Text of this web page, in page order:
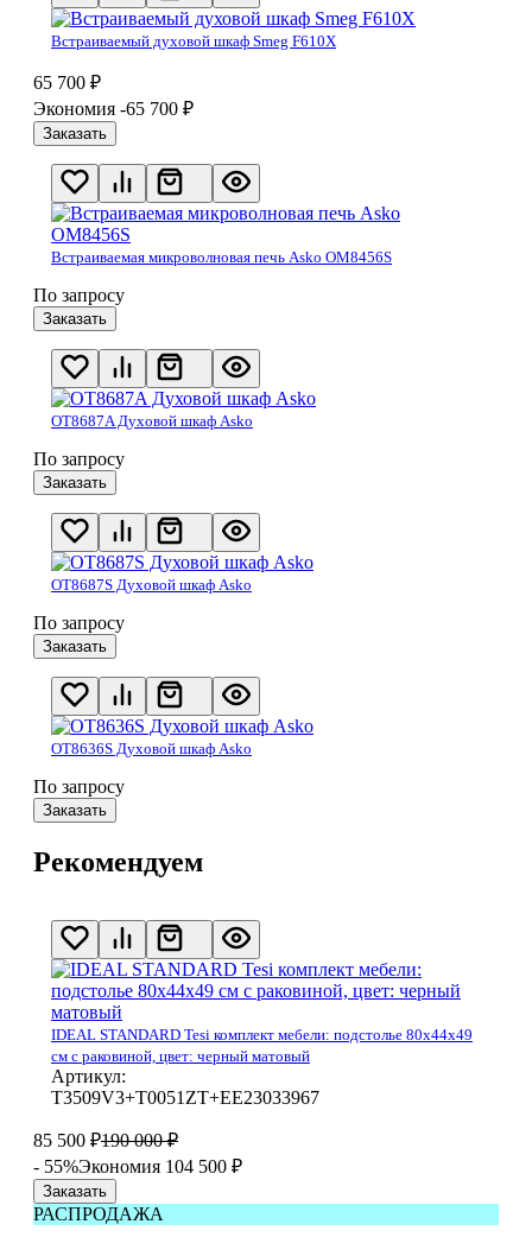
Встраиваемый духовой шкаф Smeg F610X
65 700 ₽
Экономия -65 700 ₽
Заказать
Встраиваемая микроволновая печь Asko OM8456S
По запросу
Заказать
OT8687A Духовой шкаф Asko
По запросу
Заказать
OT8687S Духовой шкаф Asko
По запросу
Заказать
OT8636S Духовой шкаф Asko
По запросу
Заказать
Рекомендуем
IDEAL STANDARD Tesi комплект мебели: подстолье 80x44x49
см с раковиной, цвет: черный матовый
Артикул:
T3509V3+T0051ZT+EE23033967
85 500 ₽190 000 ₽
- 55%Экономия 104 500 ₽
Заказать
РАСПРОДАЖА